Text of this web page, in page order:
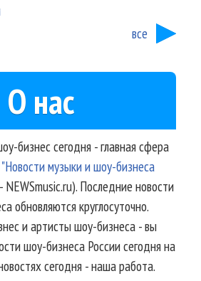
все
О нас
бизнес сегодня - главная сфера
"Новости музыки и шоу-бизнеса
NEWSmusic.ru). Последние новости
обновляются круглосуточно.
и артисты шоу-бизнеса - вы
шоу-бизнеса России сегодня на
сегодня - наша работа.